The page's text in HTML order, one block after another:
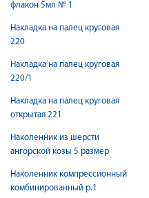
флакон 5мл № 1
Накладка на палец круговая
220
Накладка на палец круговая
220/1
Накладка на палец круговая
открытая 221
Наколенник из шерсти
ангорской козы 5 размер
Наколенник компрессионный
комбинированный р.1